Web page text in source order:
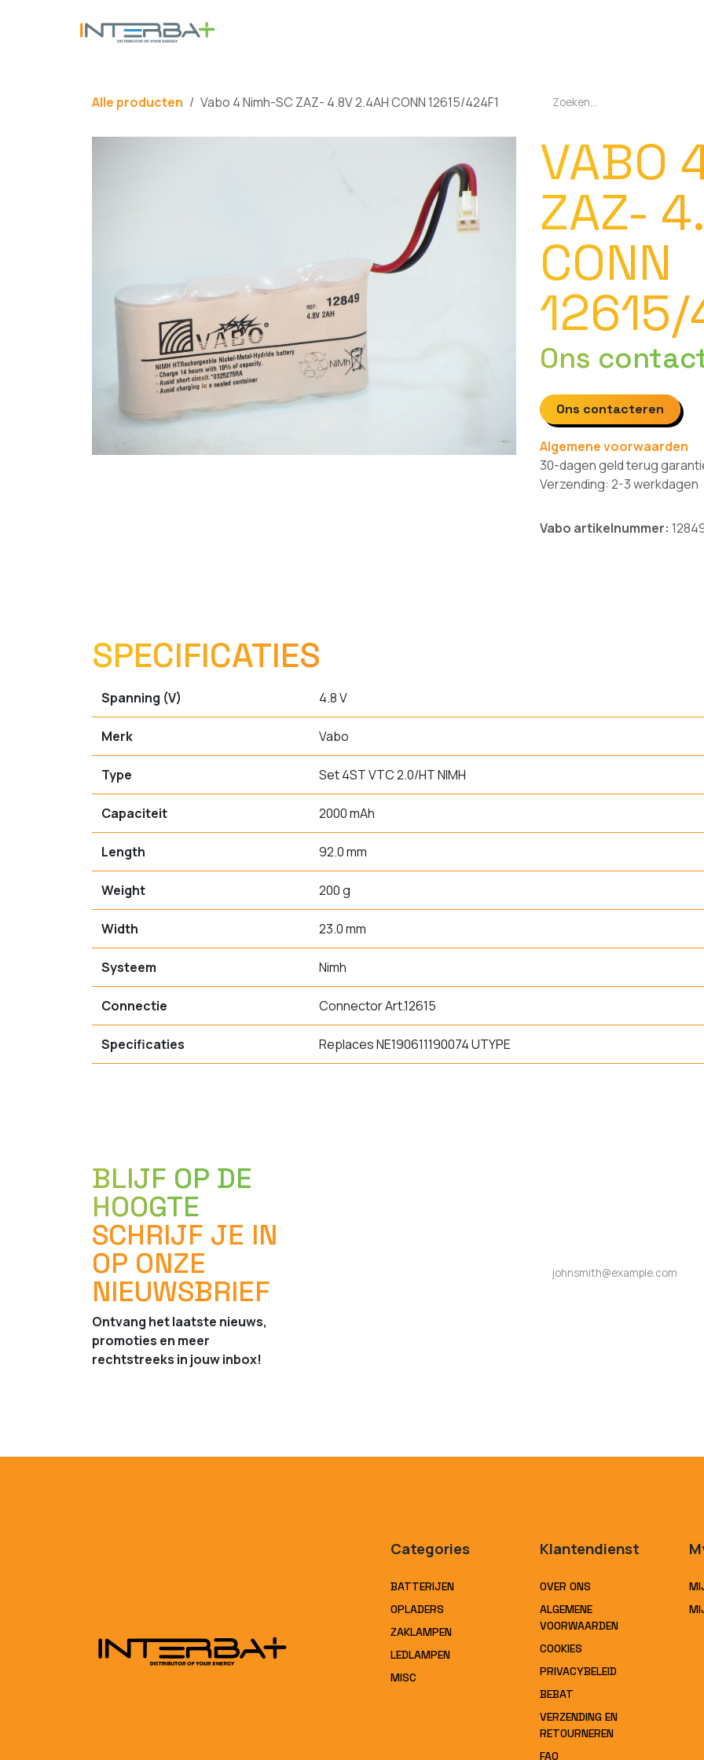
Alle producten Vabo 4 Nimh-SC ZAZ- 4.8V 2.4AH CONN 12615/424F1
VABO
ZAZ-
CONN
12615/
Ons
Ons contacteren
Algemene voorwaarden
30-dagen geld terug
Verzending: 2-3 werkdagen
Vabo artikelnummer:
SPECIFICATIES
Spanning (V) 4.8 V
Merk Vabo
Type Set 4ST VTC 2.0/HT NIMH
Capaciteit 2000 mAh
Length 92.0 mm
Weight 200 g
Width 23.0 mm
Systeem Nimh
Connectie Connector Art.12615
Specificaties Replaces NE190611190074 UTYPE
BLIJF OP DE
HOOGTE
SCHRIJF JE IN
OP ONZE
NIEUWSBRIEF
Ontvang het laatste nieuws,
promoties en meer
rechtstreeks in jouw inbox!
Categories
BATTERIJEN
OPLADERS
ZAKLAMPEN
LEDLAMPEN
MISC
Klantendienst
OVER ONS
ALGEMENE
VOORWAARDEN
COOKIES
PRIVACYBELEID
BEBAT
VERZENDING EN
RETOURNEREN
FAQ